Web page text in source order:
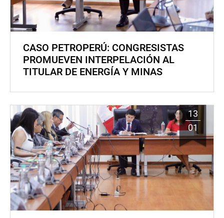
CASO PETROPERÚ: CONGRESISTAS
PROMUEVEN INTERPELACIÓN AL
TITULAR DE ENERGÍA Y MINAS
13
01